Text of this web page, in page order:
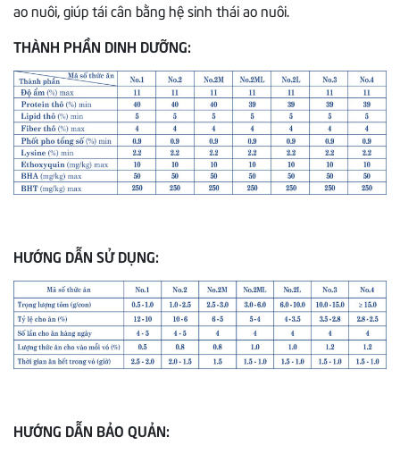
ao nuôi, giúp tái cân bằng hệ sinh thái ao nuôi.
THÀNH PHẦN DINH DƯỠNG:
HƯỚNG DẪN SỬ DỤNG:
HƯỚNG DẪN BẢO QUẢN: